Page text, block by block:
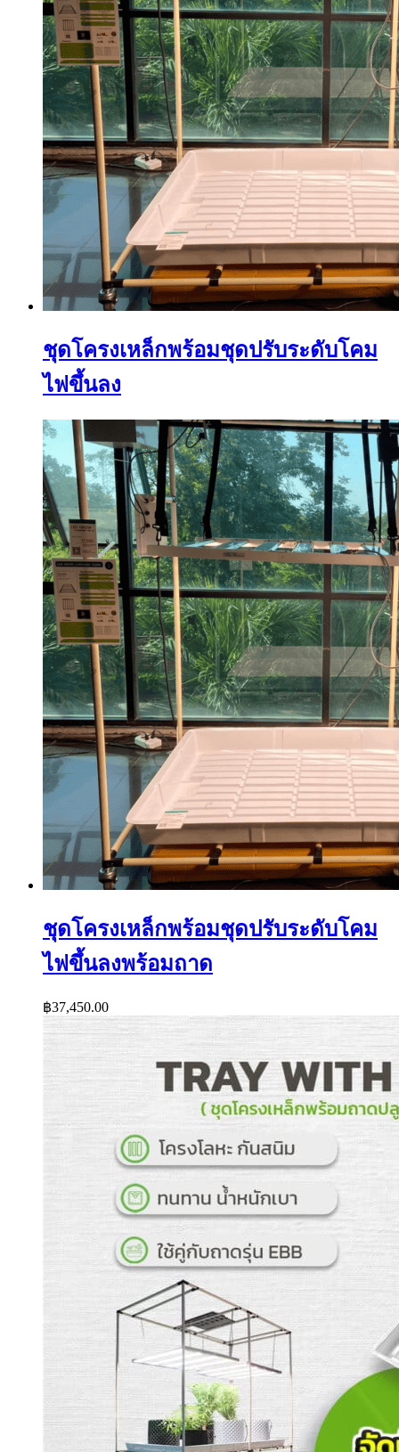
ชุดโครงเหล็กพร้อมชุดปรับระดับโคม
ไฟขึ้นลง
ชุดโครงเหล็กพร้อมชุดปรับระดับโคม
ไฟขึ้นลงพร้อมถาด
฿37,450.00